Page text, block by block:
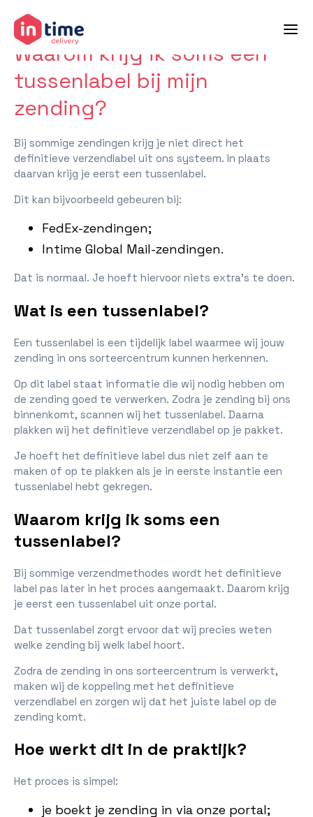
terug naar veelgestelde vragen
Waarom krijg ik soms een
tussenlabel bij mijn
zending?
Bij sommige zendingen krijg je niet direct het
definitieve verzendlabel uit ons systeem. In plaats
daarvan krijg je eerst een tussenlabel.
Dit kan bijvoorbeeld gebeuren bij:
FedEx-zendingen;
Intime Global Mail-zendingen.
Dat is normaal. Je hoeft hiervoor niets extra’s te doen.
Wat is een tussenlabel?
Een tussenlabel is een tijdelijk label waarmee wij jouw
zending in ons sorteercentrum kunnen herkennen.
Op dit label staat informatie die wij nodig hebben om
de zending goed te verwerken. Zodra je zending bij ons
binnenkomt, scannen wij het tussenlabel. Daarna
plakken wij het definitieve verzendlabel op je pakket.
Je hoeft het definitieve label dus niet zelf aan te
maken of op te plakken als je in eerste instantie een
tussenlabel hebt gekregen.
Waarom krijg ik soms een
tussenlabel?
Bij sommige verzendmethodes wordt het definitieve
label pas later in het proces aangemaakt. Daarom krijg
je eerst een tussenlabel uit onze portal.
Dat tussenlabel zorgt ervoor dat wij precies weten
welke zending bij welk label hoort.
Zodra de zending in ons sorteercentrum is verwerkt,
maken wij de koppeling met het definitieve
verzendlabel en zorgen wij dat het juiste label op de
zending komt.
Hoe werkt dit in de praktijk?
Het proces is simpel:
je boekt je zending in via onze portal;